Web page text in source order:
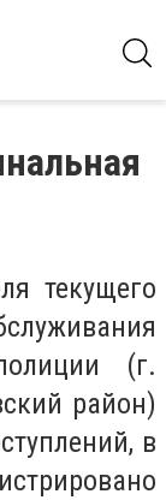
текущего
(г.
район)
в